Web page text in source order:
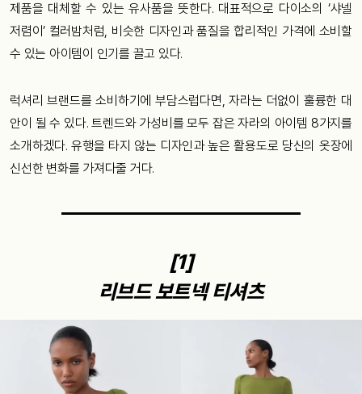
제품을 대체할 수 있는 유사품을 뜻한다. 대표적으로 다이소의 ‘샤넬
저렴이’ 컬러밤처럼, 비슷한 디자인과 품질을 합리적인 가격에 소비할
수 있는 아이템이 인기를 끌고 있다.
럭셔리 브랜드를 소비하기에 부담스럽다면, 자라는 더없이 훌륭한 대
안이 될 수 있다. 트렌드와 가성비를 모두 잡은 자라의 아이템 8가지를
소개하겠다. 유행을 타지 않는 디자인과 높은 활용도로 당신의 옷장에
신선한 변화를 가져다줄 거다.
[1]
리브드 보트넥 티셔츠